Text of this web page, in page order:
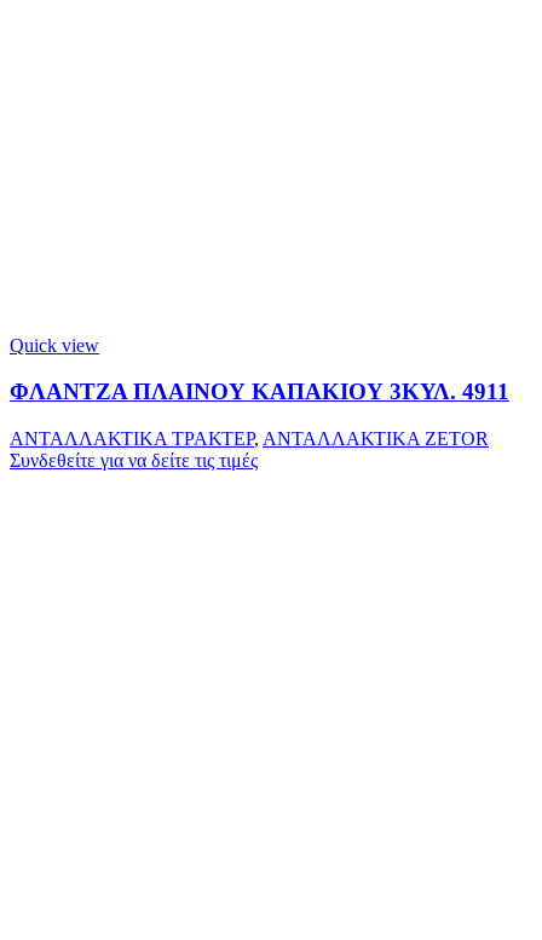
Quick view
ΦΛΑΝΤΖΑ ΠΛΑΙΝΟΥ ΚΑΠΑΚΙΟΥ 3ΚΥΛ. 4911
ΑΝΤΑΛΛΑΚΤΙΚΑ ΤΡΑΚΤΕΡ, ΑΝΤΑΛΛΑΚΤΙΚΑ ZETOR
Συνδεθείτε για να δείτε τις τιμές